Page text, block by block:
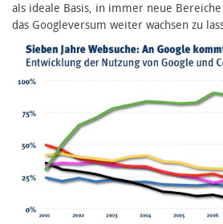
als ideale Basis, in immer neue
das Googleversum weiter wachsen zu